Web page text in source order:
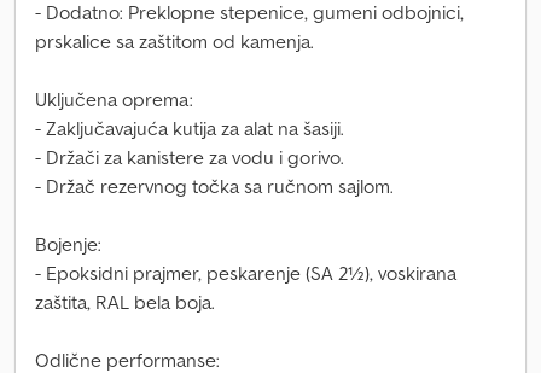
- Dodatno: Preklopne stepenice, gumeni odbojnici,
prskalice sa zaštitom od kamenja.
Uključena oprema:
- Zaključavajuća kutija za alat na šasiji.
- Držači za kanistere za vodu i gorivo.
- Držač rezervnog točka sa ručnom sajlom.
Bojenje:
- Epoksidni prajmer, peskarenje (SA 2½), voskirana
zaštita, RAL bela boja.
Odlične performanse: